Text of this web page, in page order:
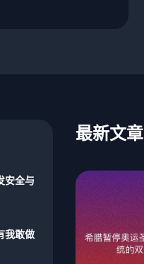
不仅涉及到奥运会的
安全与
我敢做
最新文章